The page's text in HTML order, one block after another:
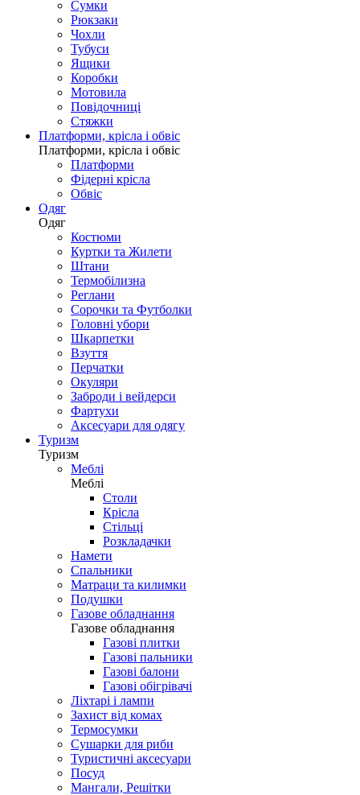
Сумки
Рюкзаки
Чохли
Тубуси
Ящики
Коробки
Мотовила
Повідочниці
Стяжки
Платформи, крісла і обвіс
Платформи, крісла і обвіс
Платформи
Фідерні крісла
Обвіс
Одяг
Одяг
Костюми
Куртки та Жилети
Штани
Термобілизна
Реглани
Сорочки та Футболки
Головні убори
Шкарпетки
Взуття
Перчатки
Окуляри
Заброди і вейдерси
Фартухи
Аксесуари для одягу
Туризм
Туризм
Меблі
Меблі
Столи
Крісла
Стільці
Розкладачки
Намети
Спальники
Матраци та килимки
Подушки
Газове обладнання
Газове обладнання
Газові плитки
Газові пальники
Газові балони
Газові обігрівачі
Ліхтарі і лампи
Захист від комах
Термосумки
Сушарки для риби
Туристичні аксесуари
Посуд
Мангали, Решітки